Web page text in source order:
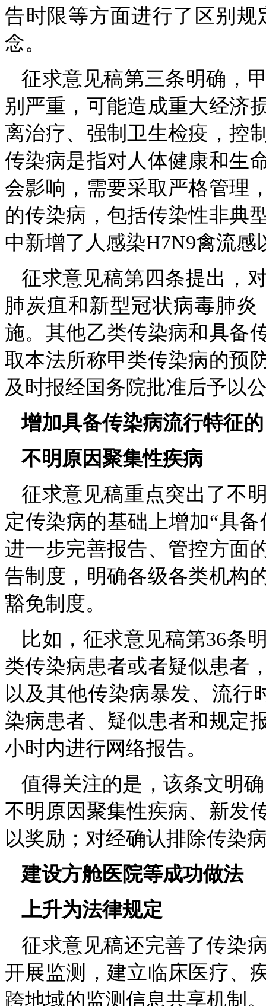
告时限等方面进行了区别
念。
征求意见稿第三条明确，
别严重，可能造成重大经济
离治疗、强制卫生检疫，控
传染病是指对人体健康和生
会影响，需要采取严格管理
的传染病，包括传染性非典
中新增了人感染H7N9禽流
征求意见稿第四条提出，
肺炭疽和新型冠状病毒肺
施。其他乙类传染病和具备
取本法所称甲类传染病的预
及时报经国务院批准后予以
增加具备传染病流行特征的
不明原因聚集性疾病
征求意见稿重点突出了不
定传染病的基础上增加“具
进一步完善报告、管控方面
告制度，明确各级各类机构
豁免制度。
比如，征求意见稿第36条
类传染病患者或者疑似患者
以及其他传染病暴发、流行
染病患者、疑似患者和规定
小时内进行网络报告。
值得关注的是，该条文明
不明原因聚集性疾病、新发
以奖励；对经确认排除传染
建设方舱医院等成功做法
上升为法律规定
征求意见稿还完善了传染
开展监测，建立临床医疗、
跨地域的监测信息共享机制